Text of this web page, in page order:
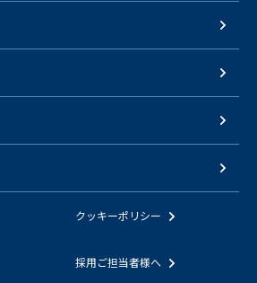
クッキーポリシー
採用ご担当者様へ